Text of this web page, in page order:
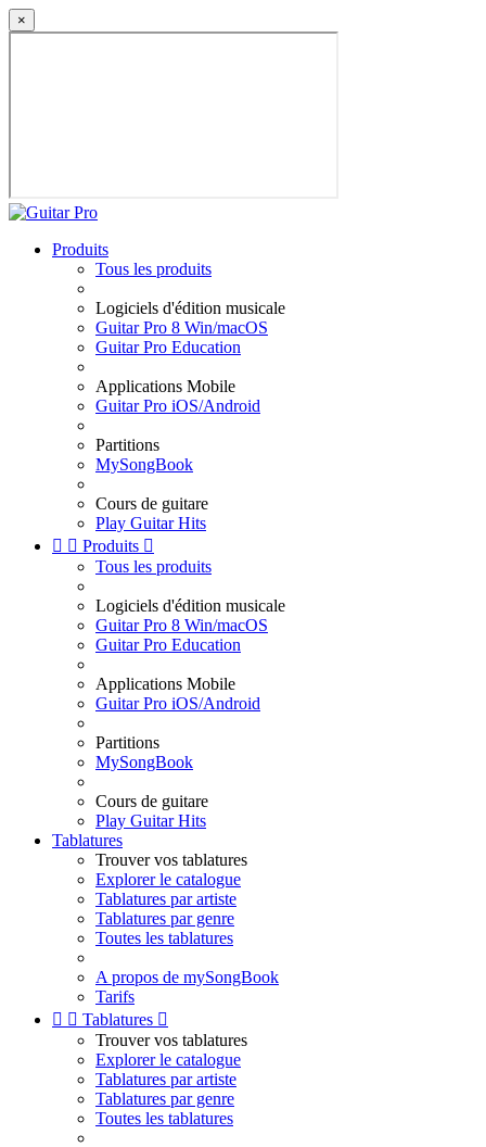
×
Produits
Tous les produits
Logiciels d'édition musicale
Guitar Pro 8 Win/macOS
Guitar Pro Education
Applications Mobile
Guitar Pro iOS/Android
Partitions
MySongBook
Cours de guitare
Play Guitar Hits
  Produits 
Tous les produits
Logiciels d'édition musicale
Guitar Pro 8 Win/macOS
Guitar Pro Education
Applications Mobile
Guitar Pro iOS/Android
Partitions
MySongBook
Cours de guitare
Play Guitar Hits
Tablatures
Trouver vos tablatures
Explorer le catalogue
Tablatures par artiste
Tablatures par genre
Toutes les tablatures
A propos de mySongBook
Tarifs
  Tablatures 
Trouver vos tablatures
Explorer le catalogue
Tablatures par artiste
Tablatures par genre
Toutes les tablatures